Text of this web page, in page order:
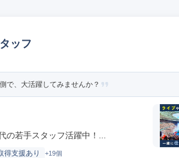
ッフ
で、大活躍してみませんか？
若手スタッフ活躍中！...
得支援あり +19個